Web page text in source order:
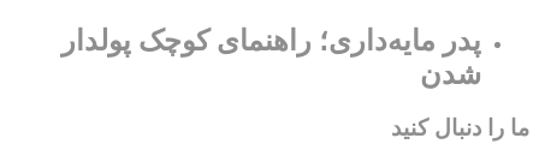
پدر مایه‌داری؛ راهنمای کوچک پولدار
شدن
ما را دنبال کنید